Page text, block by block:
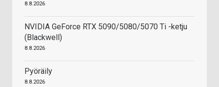
8.8.2026
NVIDIA GeForce RTX 5090/5080/5070 Ti -ketju
(Blackwell)
8.8.2026
Pyöräily
8.8.2026